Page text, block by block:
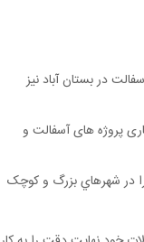
در بستان آباد نیز
پروژه های آسفالت و
در شهرهاي بزرگ و کوچک